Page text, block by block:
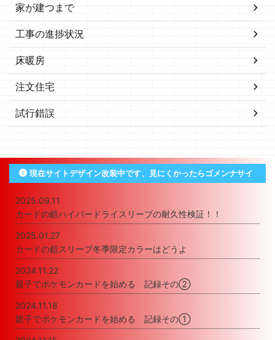
家が建つまで
工事の進捗状況
床暖房
注文住宅
試行錯誤
現在サイトデザイン改装中です、見にくかったらゴメンナサイ
2025.09.11
カードの鎧ハイパードライスリーブの耐久性検証！！
2025.01.27
カードの鎧スリーブ冬季限定カラーはどうよ
2024.11.22
親子でポケモンカードを始める 記録その②
2024.11.18
親子でポケモンカードを始める 記録その①